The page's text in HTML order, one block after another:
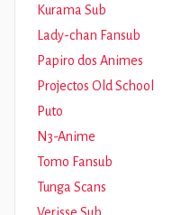
Kurama Sub
Lady-chan Fansub
Papiro dos Animes
Projectos Old School
Puto
N3-Anime
Tomo Fansub
Tunga Scans